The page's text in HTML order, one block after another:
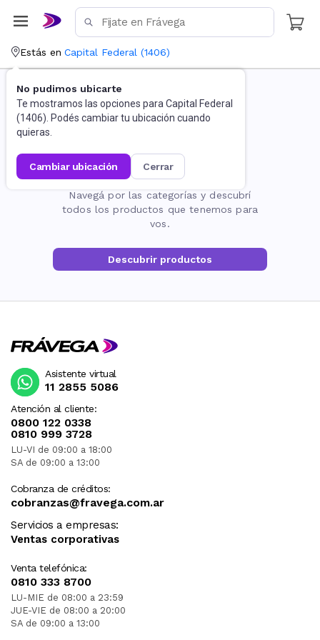
Estás en Capital Federal (1406)
No pudimos ubicarte
Te mostramos las opciones para Capital Federal
(1406). Podés cambiar tu ubicación cuando
quieras.
cambiar ubicación cerrar
La página no existe
Navegá por las categorías y descubrí
todos los productos que tenemos para
vos.
Descubrir productos
Atención al cliente:
0800 122 0338
0810 999 3728
LU-VI de 09:00 a 18:00
SA de 09:00 a 13:00
Cobranza de créditos:
cobranzas@fravega.com.ar
Servicios a empresas:
Ventas corporativas
Venta telefónica:
0810 333 8700
LU-MIE de 08:00 a 23:59
JUE-VIE de 08:00 a 20:00
SA de 09:00 a 13:00
Asistente virtual
11 2855 5086